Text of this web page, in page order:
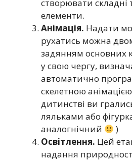
створювати складні
елементи.
Анімація. Надати
рухатись можна
задянням основних
у свою чергу,
автоматично
скелетною
дитинстві ви
ляльками або
аналогнічний
)
Освітлення. Цей
надання